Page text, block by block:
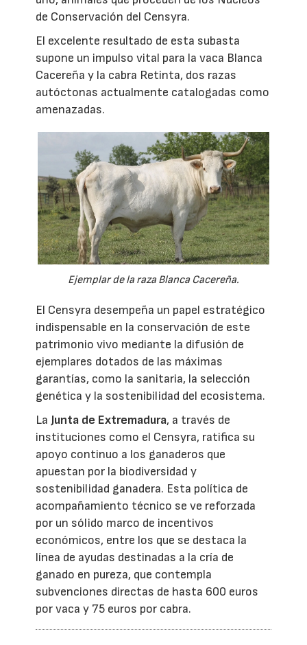
de Conservación del Censyra.
El excelente resultado de esta subasta
supone un impulso vital para la vaca Blanca
Cacereña y la cabra Retinta, dos razas
autóctonas actualmente catalogadas como
amenazadas.
Ejemplar de la raza Blanca Cacereña.
El Censyra desempeña un papel estratégico
indispensable en la conservación de este
patrimonio vivo mediante la difusión de
ejemplares dotados de las máximas
garantías, como la sanitaria, la selección
genética y la sostenibilidad del ecosistema.
La Junta de Extremadura, a través de
instituciones como el Censyra, ratifica su
apoyo continuo a los ganaderos que
apuestan por la biodiversidad y
sostenibilidad ganadera. Esta política de
acompañamiento técnico se ve reforzada
por un sólido marco de incentivos
económicos, entre los que se destaca la
línea de ayudas destinadas a la cría de
ganado en pureza, que contempla
subvenciones directas de hasta 600 euros
por vaca y 75 euros por cabra.